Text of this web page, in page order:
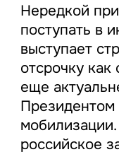
Нередкой
поступать в
выступает
отсрочку как
еще
Президентом
российское